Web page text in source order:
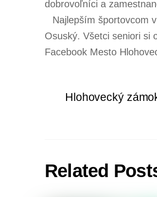
dobrovoľníci a
Najlepším športovcom
Osuský. Všetci seniori si
Facebook Mesto
Hlohovecký
Related